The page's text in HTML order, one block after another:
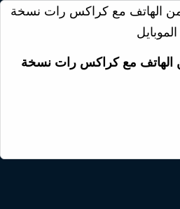
الهاتف مع كراكس رات نسخة